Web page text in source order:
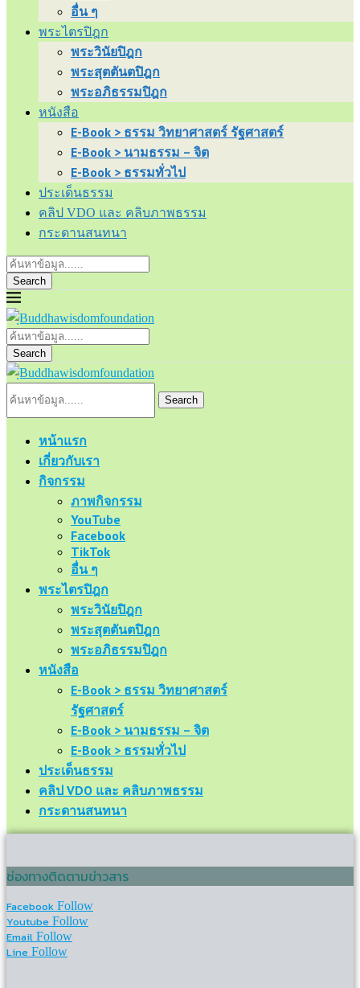
อื่น ๆ
พระไตรปิฎก
พระวินัยปิฎก
พระสุตตันตปิฎก
พระอภิธรรมปิฎก
หนังสือ
E-Book > ธรรม วิทยาศาสตร์ รัฐศาสตร์
E-Book > นามธรรม – จิต
E-Book > ธรรมทั่วไป
ประเด็นธรรม
คลิป VDO และ คลิบภาพธรรม
กระดานสนทนา
Search
Search
Search
หน้าแรก
เกี่ยวกับเรา
กิจกรรม
ภาพกิจกรรม
YouTube
Facebook
TikTok
อื่น ๆ
พระไตรปิฎก
พระวินัยปิฎก
พระสุตตันตปิฎก
พระอภิธรรมปิฎก
หนังสือ
E-Book > ธรรม วิทยาศาสตร์
รัฐศาสตร์
E-Book > นามธรรม – จิต
E-Book > ธรรมทั่วไป
ประเด็นธรรม
คลิป VDO และ คลิบภาพธรรม
กระดานสนทนา
ช่องทางติดตามข่าวสาร
Facebook Follow
Youtube Follow
Email Follow
Line Follow